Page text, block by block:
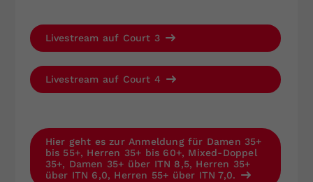
Livestream auf Court 3
Livestream auf Court 4
Hier geht es zur Anmeldung für Damen 35+
bis 55+, Herren 35+ bis 60+, Mixed-Doppel
35+, Damen 35+ über ITN 8,5, Herren 35+
über ITN 6,0, Herren 55+ über ITN 7,0.